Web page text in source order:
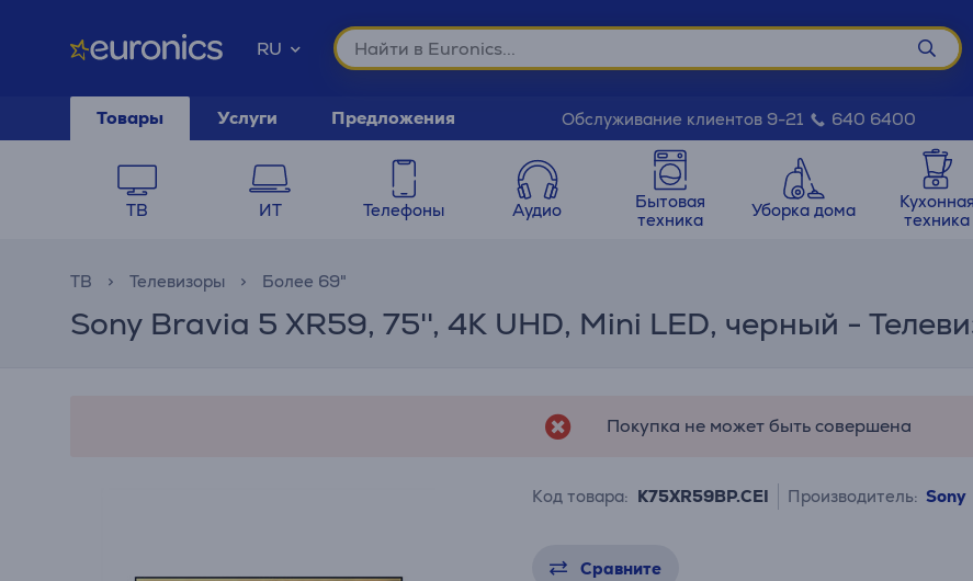
RU
Товары Услуги Предложения Обслуживание клиентов 9-21 640 6400
ТВ ИТ Телефоны Аудио
Бытовая
техника
Уборка дома
Кухонная
техника
ТВ Телевизоры Более 69"
Sony Bravia 5 XR59, 75'', 4K UHD, Mini LED, черный -
Покупка не может быть совершена
Код товара: K75XR59BP.CEI Производитель: Sony
Сравните